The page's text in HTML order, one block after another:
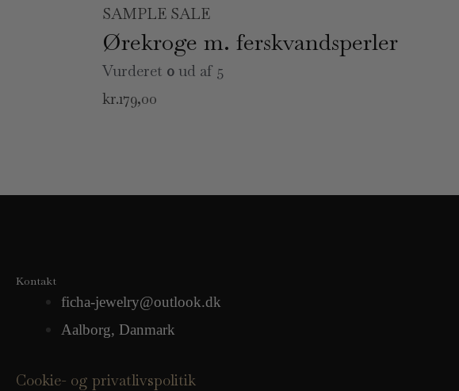
SAMPLE SALE
Ørekroge m. ferskvandsperler
Vurderet 0 ud af 5
kr.179,00
Kontakt
ficha-jewelry@outlook.dk
Aalborg, Danmark
Cookie- og privatlivspolitik